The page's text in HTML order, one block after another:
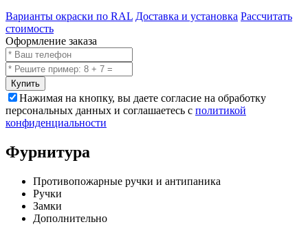
Варианты окраски по RAL Доставка и установка Рассчитать
стоимость
Оформление заказа
Купить
Нажимая на кнопку, вы даете согласие на обработку
персональных данных и соглашаетесь с политикой
конфиденциальности
Фурнитура
Противопожарные ручки и антипаника
Ручки
Замки
Дополнительно